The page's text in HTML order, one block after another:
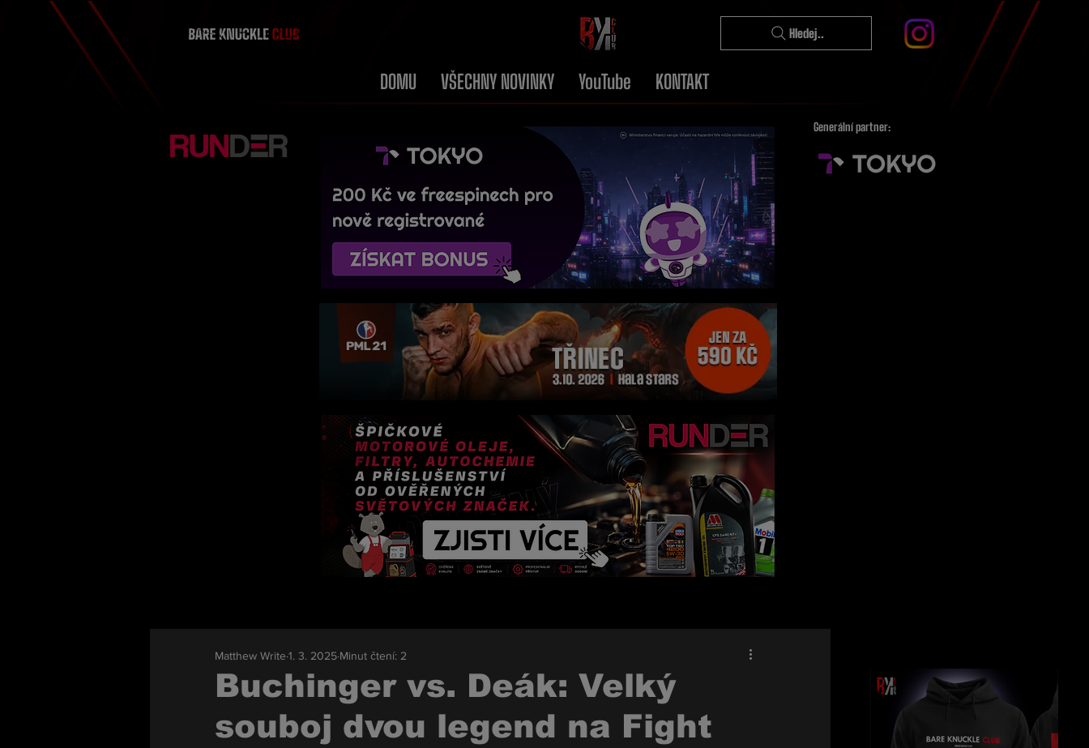
Hledej..
DOMU VŠECHNY NOVINKY YouTube KONTAKT
Generální partner:
Buchinger vs. Deák: Velký
souboj dvou legend na Fight
Matthew Write 1. 3. 2025 Minut čtení: 2